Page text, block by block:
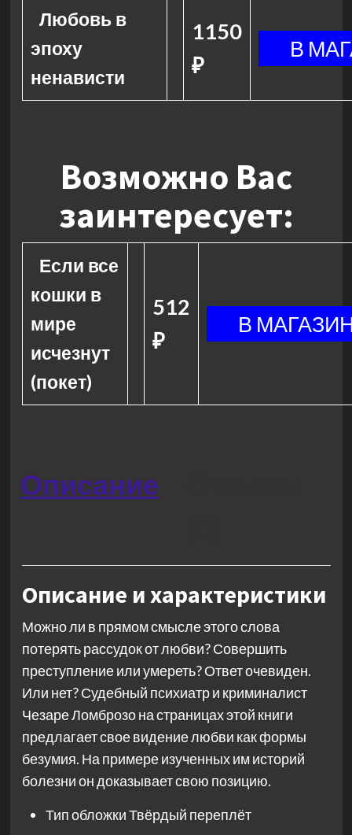
Любовь в
эпоху
ненависти
1150
₽
Возможно Вас
заинтересует:
Если все
кошки в
мире
исчезнут
(покет)
512
₽
Описание
Описание и характеристики
Можно ли в прямом смысле этого слова
потерять рассудок от любви? Совершить
преступление или умереть? Ответ очевиден.
Или нет? Судебный психиатр и криминалист
Чезаре Ломброзо на страницах этой книги
предлагает свое видение любви как формы
безумия. На примере изученных им историй
болезни он доказывает свою позицию.
Тип обложкиТвёрдый переплёт